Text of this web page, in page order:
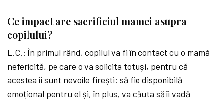
Ce impact are sacrificiul mamei asupra
copilului?
L.C.: În primul rând, copilul va fi în contact cu o mamă
nefericită, pe care o va solicita totuși, pentru că
acestea îi sunt nevoile firești: să fie disponibilă
emoțional pentru el și, în plus, va căuta să îi vadă